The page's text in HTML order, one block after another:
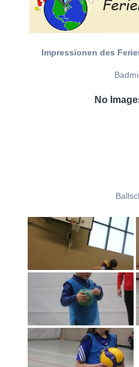
Impressionen des
No